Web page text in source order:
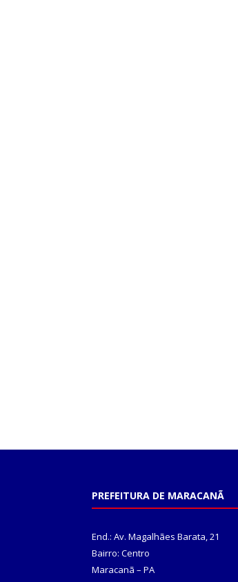
PREFEITURA DE MARACANÃ
End.: Av. Magalhães Barata, 21
Bairro: Centro
Maracanã – PA